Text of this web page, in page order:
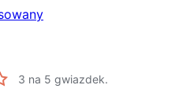
3 na 5 gwiazdek.